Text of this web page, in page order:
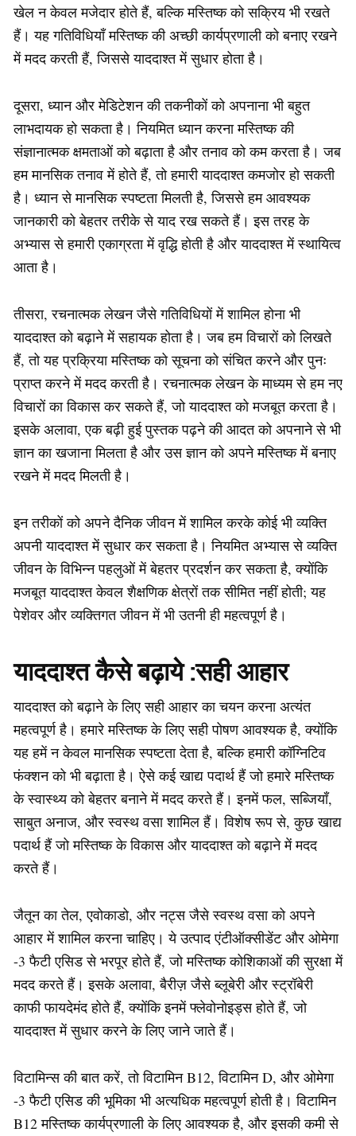
खेल न केवल मजेदार होते हैं, बल्कि मस्तिष्क को सक्रिय भी रखते
हैं। यह गतिविधियाँ मस्तिष्क की अच्छी कार्यप्रणाली को बनाए रखने
में मदद करती हैं, जिससे याददाश्त में सुधार होता है।
दूसरा, ध्यान और मेडिटेशन की तकनीकों को अपनाना भी बहुत
लाभदायक हो सकता है। नियमित ध्यान करना मस्तिष्क की
संज्ञानात्मक क्षमताओं को बढ़ाता है और तनाव को कम करता है। जब
हम मानसिक तनाव में होते हैं, तो हमारी याददाश्त कमजोर हो सकती
है। ध्यान से मानसिक स्पष्टता मिलती है, जिससे हम आवश्यक
जानकारी को बेहतर तरीके से याद रख सकते हैं। इस तरह के
अभ्यास से हमारी एकाग्रता में वृद्धि होती है और याददाश्त में स्थायित्व
आता है।
तीसरा, रचनात्मक लेखन जैसे गतिविधियों में शामिल होना भी
याददाश्त को बढ़ाने में सहायक होता है। जब हम विचारों को लिखते
हैं, तो यह प्रक्रिया मस्तिष्क को सूचना को संचित करने और पुनः
प्राप्त करने में मदद करती है। रचनात्मक लेखन के माध्यम से हम नए
विचारों का विकास कर सकते हैं, जो याददाश्त को मजबूत करता है।
इसके अलावा, एक बढ़ी हुई पुस्तक पढ़ने की आदत को अपनाने से भी
ज्ञान का खजाना मिलता है और उस ज्ञान को अपने मस्तिष्क में बनाए
रखने में मदद मिलती है।
इन तरीकों को अपने दैनिक जीवन में शामिल करके कोई भी व्यक्ति
अपनी याददाश्त में सुधार कर सकता है। नियमित अभ्यास से व्यक्ति
जीवन के विभिन्न पहलुओं में बेहतर प्रदर्शन कर सकता है, क्योंकि
मजबूत याददाश्त केवल शैक्षणिक क्षेत्रों तक सीमित नहीं होती; यह
पेशेवर और व्यक्तिगत जीवन में भी उतनी ही महत्वपूर्ण है।
याददाश्त कैसे बढ़ाये :सही आहार
याददाश्त को बढ़ाने के लिए सही आहार का चयन करना अत्यंत
महत्वपूर्ण है। हमारे मस्तिष्क के लिए सही पोषण आवश्यक है, क्योंकि
यह हमें न केवल मानसिक स्पष्टता देता है, बल्कि हमारी कॉग्निटिव
फंक्शन को भी बढ़ाता है। ऐसे कई खाद्य पदार्थ हैं जो हमारे मस्तिष्क
के स्वास्थ्य को बेहतर बनाने में मदद करते हैं। इनमें फल, सब्जियाँ,
साबुत अनाज, और स्वस्थ वसा शामिल हैं। विशेष रूप से, कुछ खाद्य
पदार्थ हैं जो मस्तिष्क के विकास और याददाश्त को बढ़ाने में मदद
करते हैं।
जैतून का तेल, एवोकाडो, और नट्स जैसे स्वस्थ वसा को अपने
आहार में शामिल करना चाहिए। ये उत्पाद एंटीऑक्सीडेंट और ओमेगा
-3 फैटी एसिड से भरपूर होते हैं, जो मस्तिष्क कोशिकाओं की सुरक्षा में
मदद करते हैं। इसके अलावा, बैरीज़ जैसे ब्लूबेरी और स्ट्रॉबेरी
काफी फायदेमंद होते हैं, क्योंकि इनमें फ्लेवोनोइड्स होते हैं, जो
याददाश्त में सुधार करने के लिए जाने जाते हैं।
विटामिन्स की बात करें, तो विटामिन B12, विटामिन D, और ओमेगा
-3 फैटी एसिड की भूमिका भी अत्यधिक महत्वपूर्ण होती है। विटामिन
B12 मस्तिष्क कार्यप्रणाली के लिए आवश्यक है, और इसकी कमी से